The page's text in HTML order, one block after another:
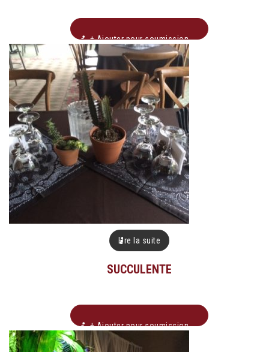
+ Ajouter pour soumission
Lire la suite
SUCCULENTE
+ Ajouter pour soumission